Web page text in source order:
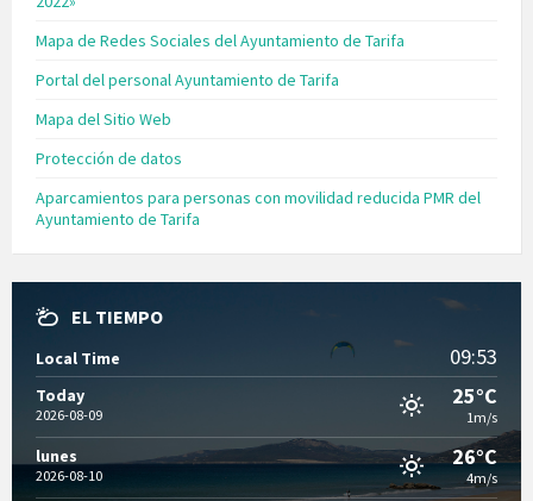
Mapa de Redes Sociales del Ayuntamiento de Tarifa
Portal del personal Ayuntamiento de Tarifa
Mapa del Sitio Web
Protección de datos
Aparcamientos para personas con movilidad reducida PMR del
Ayuntamiento de Tarifa
EL TIEMPO
Local Time 09:53
Today
2026-08-09
25°C
1m/s
lunes
2026-08-10
26°C
4m/s